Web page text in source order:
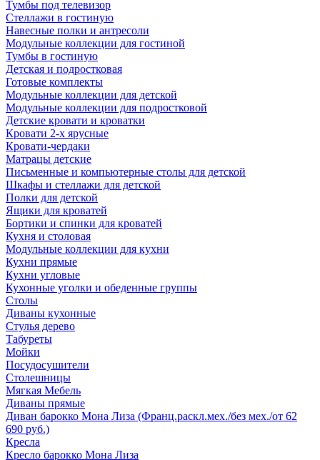
Тумбы под телевизор
Стеллажи в гостиную
Навесные полки и антресоли
Модульные коллекции для гостиной
Тумбы в гостиную
Детская и подростковая
Готовые комплекты
Модульные коллекции для детской
Модульные коллекции для подростковой
Детские кровати и кроватки
Кровати 2-х ярусные
Кровати-чердаки
Матрацы детские
Письменные и компьютерные столы для детской
Шкафы и стеллажи для детской
Полки для детской
Ящики для кроватей
Бортики и спинки для кроватей
Кухня и столовая
Модульные коллекции для кухни
Кухни прямые
Кухни угловые
Кухонные уголки и обеденные группы
Столы
Диваны кухонные
Стулья дерево
Табуреты
Мойки
Посудосушители
Столешницы
Мягкая Мебель
Диваны прямые
Диван барокко Мона Лиза (Франц.раскл.мех./без мех./от 62
690 руб.)
Кресла
Кресло барокко Мона Лиза